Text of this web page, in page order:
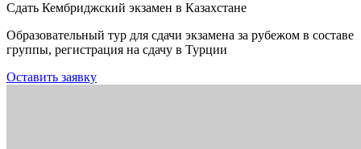
Сдать Кембриджский экзамен в Казахстане
Образовательный тур для сдачи экзамена за рубежом в составе
группы, регистрация на сдачу в Турции
Оставить заявку